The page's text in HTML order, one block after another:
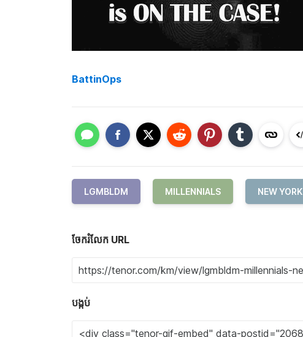
BattinOps
LGMBLDM MILLENNIALS NEW YORK
ចែករំលែក URL
បង្កប់